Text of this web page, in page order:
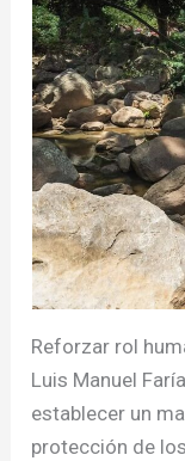
Reforzar rol
Luis Manuel
establecer un
protección de